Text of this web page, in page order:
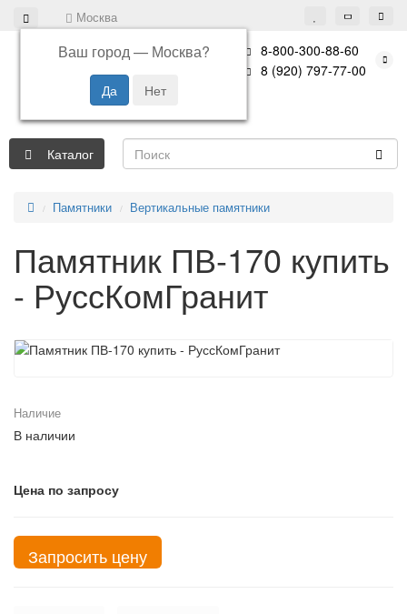
Москва
Ваш город — Москва?
8-800-300-88-60
8 (920) 797-77-00
Каталог
Памятники Вертикальные памятники
Памятник ПВ-170 купить
- РуссКомГранит
Наличие
В наличии
Цена по запросу
Запросить цену